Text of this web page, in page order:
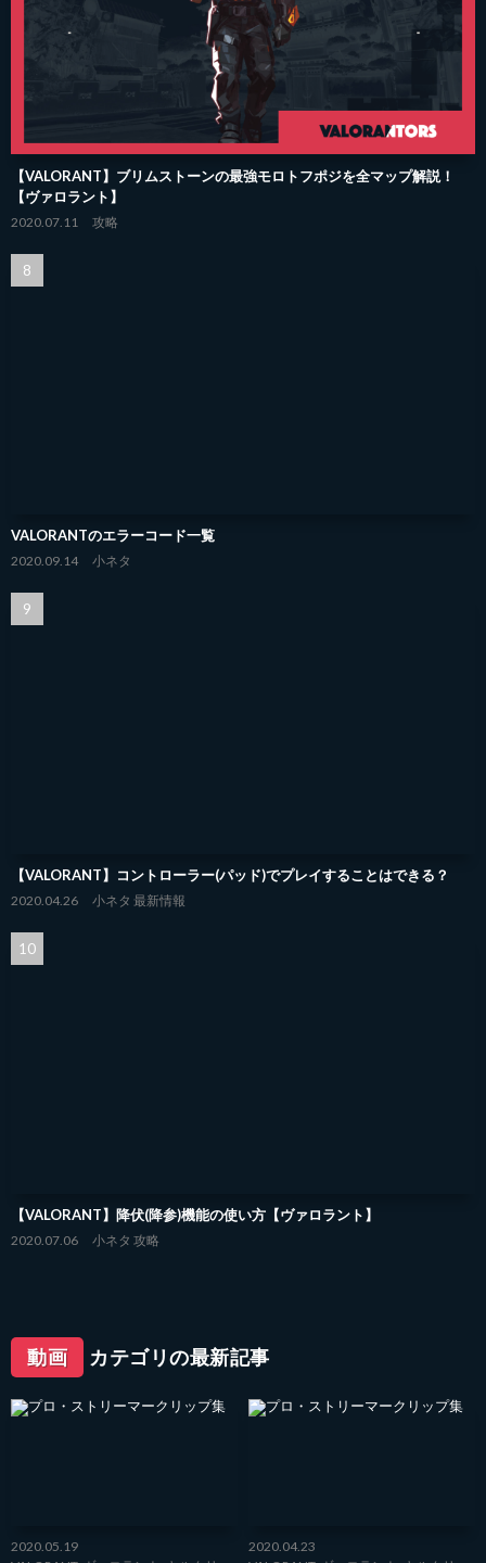
【VALORANT】ブリムストーンの最強モロトフポジを全マップ解説！
【ヴァロラント】
2020.07.11 攻略
VALORANTのエラーコード一覧
2020.09.14 小ネタ
【VALORANT】コントローラー(パッド)でプレイすることはできる？
2020.04.26 小ネタ 最新情報
【VALORANT】降伏(降参)機能の使い方【ヴァロラント】
2020.07.06 小ネタ 攻略
動画 カテゴリの最新記事
2020.05.19
2020.04.23